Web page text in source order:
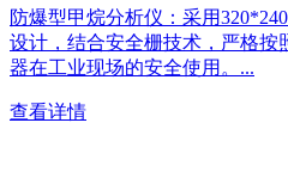
防爆型甲烷分析仪：采用
设计，结合安全栅技术，严格按
器在工业现场的安全使用。...
查看详情